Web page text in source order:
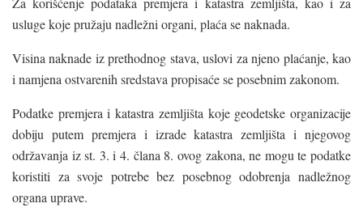
usluge koje pružaju nadležni organi, plaća se naknada.
Visina naknade iz prethodnog stava, uslovi za njeno plaćanje, kao
i namjena ostvarenih sredstava propisaće se posebnim zakonom.
Podatke premjera i katastra zemljišta koje geodetske organizacije
dobiju putem premjera i izrade katastra zemljišta i njegovog
održavanja iz st. 3. i 4. člana 8. ovog zakona, ne mogu te podatke
koristiti za svoje potrebe bez posebnog odobrenja nadležnog
organa uprave.